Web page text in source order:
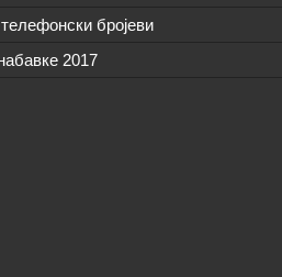
бројеви
2017